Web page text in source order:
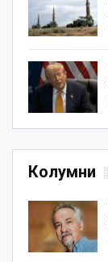
Колумни